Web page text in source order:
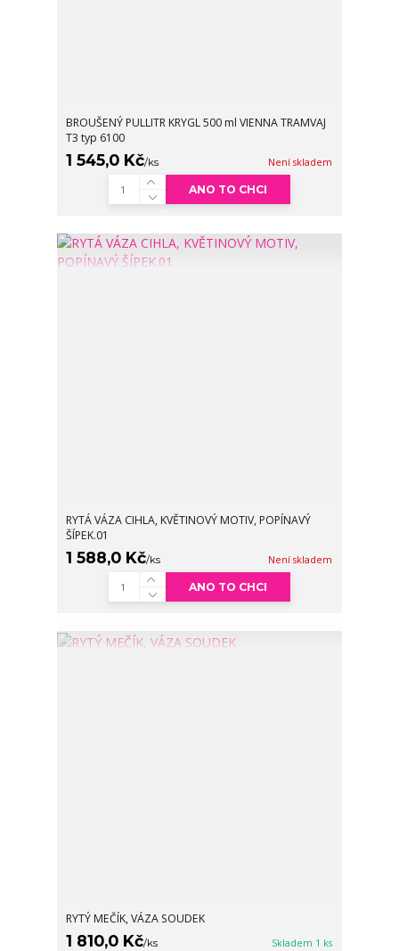
BROUŠENÝ PULLITR KRYGL 500 ml VIENNA TRAMVAJ
T3 typ 6100
1 545,0 Kč/ks Není skladem
ANO TO CHCI
RYTÁ VÁZA CIHLA, KVĚTINOVÝ MOTIV, POPÍNAVÝ
ŠÍPEK.01
1 588,0 Kč/ks Není skladem
ANO TO CHCI
RYTÝ MEČÍK, VÁZA SOUDEK
1 810,0 Kč/ks Skladem 1 ks